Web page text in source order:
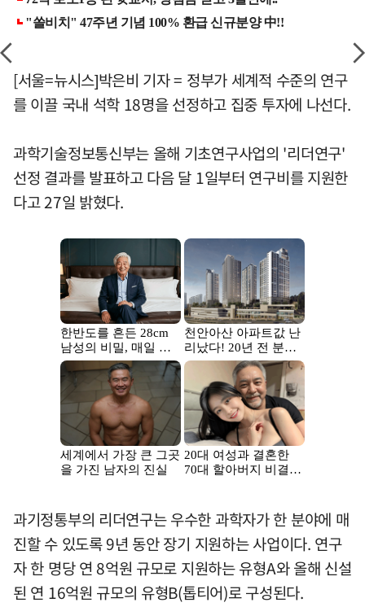
[서울=뉴시스]박은비 기자 = 정부가 세계적 수준의 연구
를 이끌 국내 석학 18명을 선정하고 집중 투자에 나선다.
과학기술정보통신부는 올해 기초연구사업의 '리더연구'
선정 결과를 발표하고 다음 달 1일부터 연구비를 지원한
다고 27일 밝혔다.
과기정통부의 리더연구는 우수한 과학자가 한 분야에 매
진할 수 있도록 9년 동안 장기 지원하는 사업이다. 연구
자 한 명당 연 8억원 규모로 지원하는 유형A와 올해 신설
된 연 16억원 규모의 유형B(톱티어)로 구성된다.